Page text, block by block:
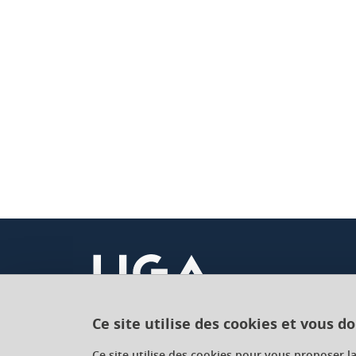
Ce site utilise des cookies et vous
Université Grenoble Alpes